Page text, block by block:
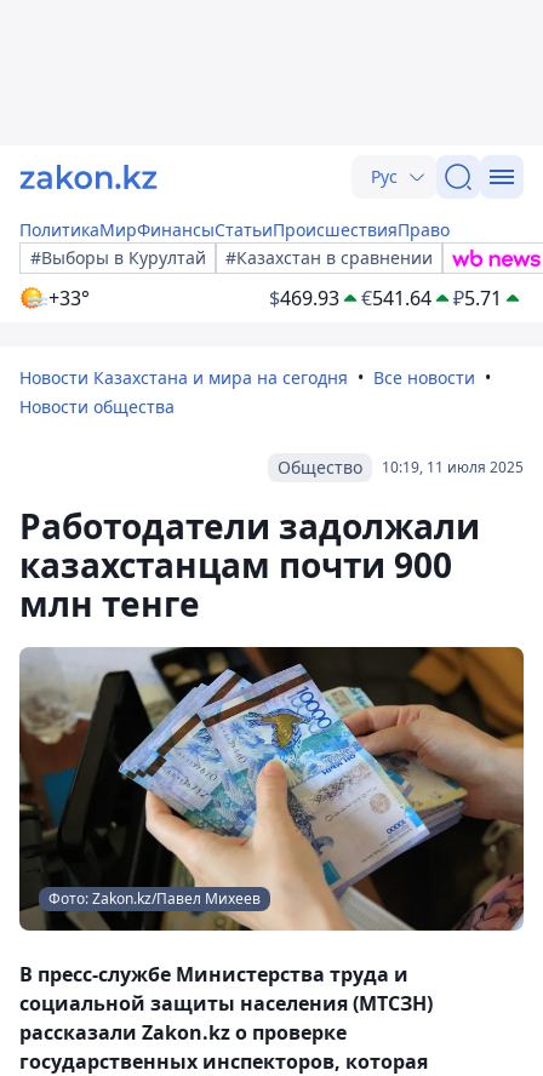
Рус
ПолитикаМирФинансыСтатьиПроисшествияПраво
#Выборы в Курултай
#Казахстан в сравнении
+33° $469.93 €541.64 ₽5.71
Новости Казахстана и мира на сегодня
Все новости
Новости общества
10:19, 11 июля 2025
Общество
Работодатели задолжали
казахстанцам почти 900
млн тенге
Фото: Zakon.kz/Павел Михеев
В пресс-службе Министерства труда и
социальной защиты населения (МТСЗН)
рассказали Zakon.kz о проверке
государственных инспекторов, которая